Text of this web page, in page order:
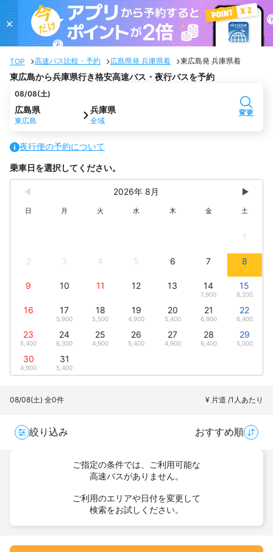
×
TOP 高速バス比較・予約 広島県発 兵庫県着 東広島発 兵庫県着
東広島から兵庫県行き格安高速バス・夜行バスを予約
08/08(土)
広島県
東広島
兵庫県
全域
変更
夜行便の予約について
乗車日を選択してください。
2026年 8月
日 月 火 水 木 金 土
1
2 3 4 5 6 7 8
9 10 11 12 13 14
7,900
15
8,200
16 17
5,900
18
5,500
19
4,900
20
5,400
21
6,900
22
6,400
23
5,400
24
6,300
25
4,900
26
5,400
27
4,900
28
6,400
29
5,000
30
4,900
31
5,400
08/08(土) 全0件 ¥ 片道 /1人あたり
絞り込み おすすめ順
ご指定の条件では、ご利用可能な
高速バスがありません。
ご利用のエリアや日付を変更して
検索をお試しください。